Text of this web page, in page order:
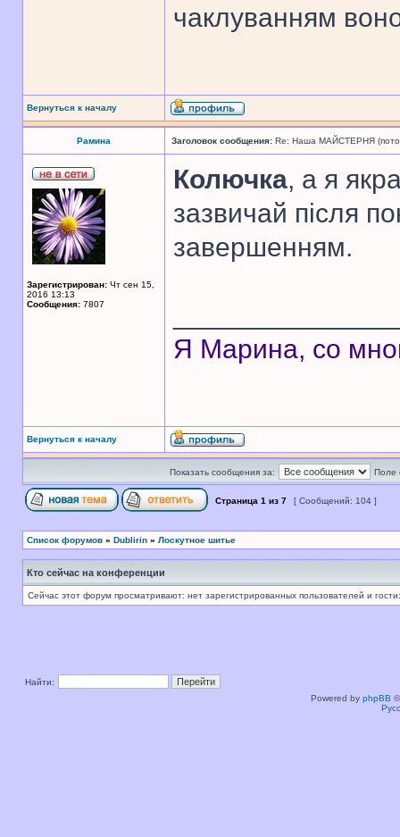
чаклуванням
Вернуться к началу
Рамина Заголовок сообщения: Re: Наша МАЙСТЕРНЯ
Зарегистрирован: Чт сен 15,
2016 13:13
Сообщения: 7807
Колючка, а я
зазвичай після
завершенням.
Я Марина, со
Вернуться к началу
Показать сообщения за: Поле
Страница 1 из 7 [ Сообщений: 104 ]
Список форумов » Dublirin » Лоскутное шитье
Кто сейчас на конференции
Сейчас этот форум просматривают: нет зарегистрированных пользователей и
Найти:
Powered by phpBB